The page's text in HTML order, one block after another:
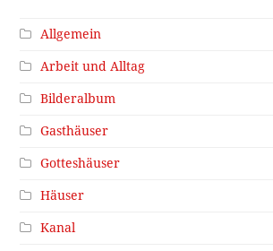
Allgemein
Arbeit und Alltag
Bilderalbum
Gasthäuser
Gotteshäuser
Häuser
Kanal